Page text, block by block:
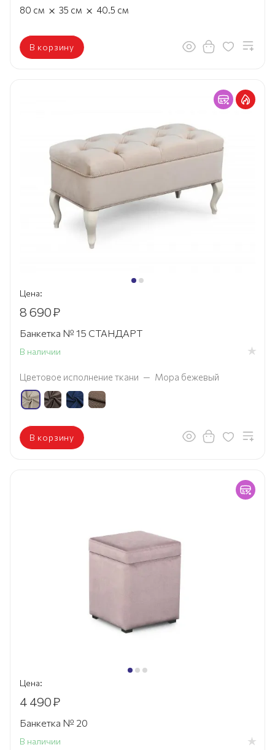
80 см × 35 см × 40.5 см
В корзину
Цена:
8 690₽
Банкетка № 15 СТАНДАРТ
В наличии
Цветовое исполнение ткани — Мора бежевый
В корзину
Цена:
4 490₽
Банкетка № 20
В наличии